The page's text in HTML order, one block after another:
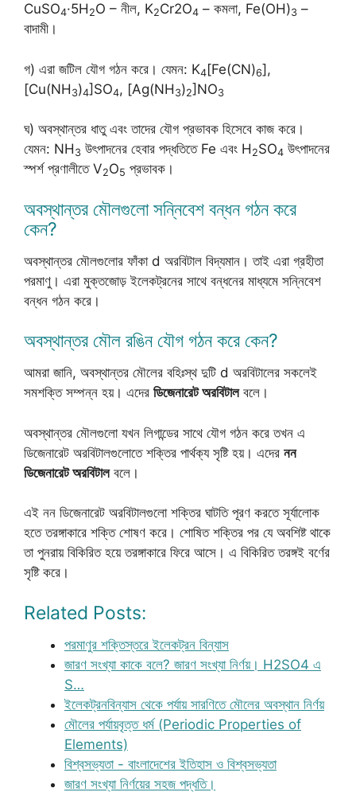
CuSO4·5H 2O – নীল, K2Cr2O4 – কমলা, Fe(OH)3 –
বাদামী।
গ) এরা জটিল যৌগ গঠন করে। যেমন: K4[Fe(CN)6],
[Cu(NH 3)4]SO4, [Ag(NH 3)2]NO3
ঘ) অবস্থান্তর ধাতু এবং তাদের যৌগ প্রভাবক হিসেবে কাজ করে।
যেমন: NH 3 উৎপাদনের হেবার পদ্ধতিতে Fe এবং H 2SO4 উৎপাদনের
স্পর্শ প্রণালীতে V2O5 প্রভাবক।
অবস্থান্তর মৌলগুলো সন্নিবেশ বন্ধন গঠন করে
কেন?
অবস্থান্তর মৌলগুলোর ফাঁকা d অরবিটাল বিদ্যমান। তাই এরা গ্রহীতা
পরমাণু। এরা মুক্তজোড় ইলেকট্রনের সাথে বন্ধনের মাধ্যমে সন্নিবেশ
বন্ধন গঠন করে।
অবস্থান্তর মৌল রঙিন যৌগ গঠন করে কেন?
আমরা জানি, অবস্থান্তর মৌলের বহিঃস্থ দুটি d অরবিটালের সকলেই
সমশক্তি সম্পন্ন হয়। এদের ডিজেনারেট অরবিটালবলে।
অবস্থান্তর মৌলগুলো যখন লিগান্ডের সাথে যৌগ গঠন করে তখন এ
ডিজেনারেট অরবিটালগুলোতে শক্তির পার্থক্য সৃষ্টি হয়। এদের নন
ডিজেনারেট অরবিটালবলে।
এই নন ডিজেনারেট অরবিটালগুলো শক্তির ঘাটতি পূরণ করতে সূর্যালোক
হতে তরঙ্গাকারে শক্তি শোষণ করে। শোষিত শক্তির পর যে অবশিষ্ট থাকে
তা পুনরায় বিকিরিত হয়ে তরঙ্গাকারে ফিরে আসে। এ বিকিরিত তরঙ্গই বর্ণের
সৃষ্টি করে।
Related Posts:
পরমাণুর শক্তিস্তরে ইলেকট্রন বিন্যাস
জারণ সংখ্যা কাকে বলে? জারণ সংখ্যা নির্ণয়। H2SO4 এ
S…
ইলেকট্রনবিন্যাস থেকে পর্যায় সারণিতে মৌলের অবস্থান নির্ণয়
মৌলের পর্যায়বৃত্ত ধর্ম (Periodic Properties of
Elements)
বিশ্বসভ্যতা - বাংলাদেশের ইতিহাস ও বিশ্বসভ্যতা
জারণ সংখ্যা নির্ণয়ের সহজ পদ্ধতি।